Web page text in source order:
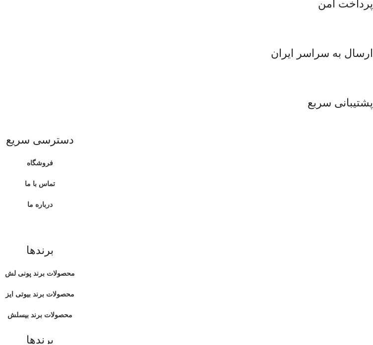
پرداخت امن
ارسال به سراسر ایران
پشتیبانی سربع
دسترسی سریع
فروشگاه
تماس با ما
درباره ما
برندها
محصولات برند پونی لش
محصولات برند بیوتی ایز
محصولات برند بیسلش
برندها